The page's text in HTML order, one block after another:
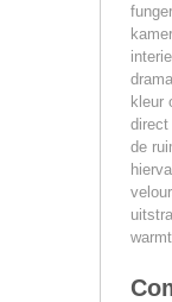
kleur
direct
de